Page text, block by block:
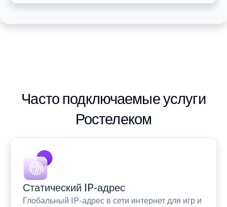
Часто подключаемые услуги
Ростелеком
Статический IP-адрес
Глобальный IP-адрес в сети интернет для игр и